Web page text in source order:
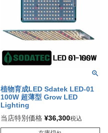
植物育成LED Sdatek LED-01
100W 超薄型 Grow LED
Lighting
当店特別価格 ¥36,300税込